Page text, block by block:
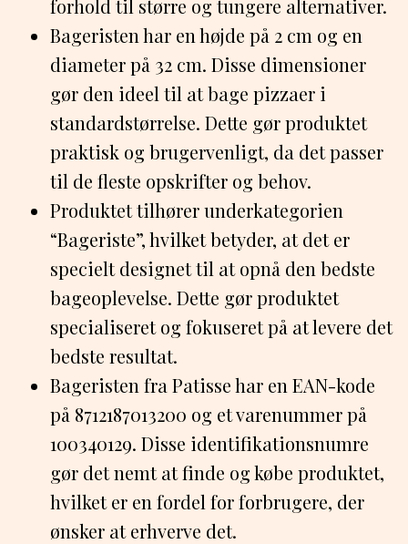
forhold til større og tungere alternativer.
Bageristen har en højde på 2 cm og en
diameter på 32 cm. Disse dimensioner
gør den ideel til at bage pizzaer i
standardstørrelse. Dette gør produktet
praktisk og brugervenligt, da det passer
til de fleste opskrifter og behov.
Produktet tilhører underkategorien
“Bageriste”, hvilket betyder, at det er
specielt designet til at opnå den bedste
bageoplevelse. Dette gør produktet
specialiseret og fokuseret på at levere det
bedste resultat.
Bageristen fra Patisse har en EAN-kode
på 8712187013200 og et varenummer på
100340129. Disse identifikationsnumre
gør det nemt at finde og købe produktet,
hvilket er en fordel for forbrugere, der
ønsker at erhverve det.